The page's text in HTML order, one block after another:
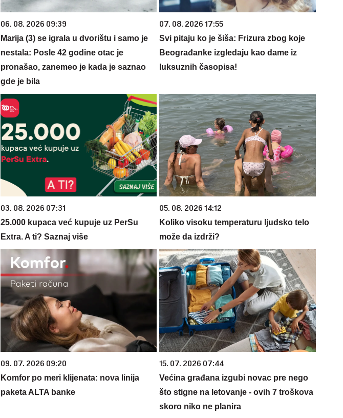
06. 08. 2026 09:39
Marija (3) se igrala u dvorištu i samo je
nestala: Posle 42 godine otac je
pronašao, zanemeo je kada je saznao
gde je bila
07. 08. 2026 17:55
Svi pitaju ko je šiša: Frizura zbog koje
Beograđanke izgledaju kao dame iz
luksuznih časopisa!
03. 08. 2026 07:31
25.000 kupaca već kupuje uz PerSu
Extra. A ti? Saznaj više
05. 08. 2026 14:12
Koliko visoku temperaturu ljudsko telo
može da izdrži?
09. 07. 2026 09:20
Komfor po meri klijenata: nova linija
paketa ALTA banke
15. 07. 2026 07:44
Većina građana izgubi novac pre nego
što stigne na letovanje - ovih 7 troškova
skoro niko ne planira